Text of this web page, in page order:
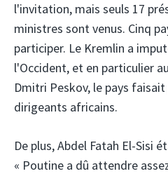
l'invitation, mais seuls 17
ministres sont venus. Cinq
participer. Le Kremlin a
l'Occident, et en particulier
Dmitri Peskov, le pays
dirigeants africains.
De plus, Abdel Fatah El-Sisi
« Poutine a dû attendre